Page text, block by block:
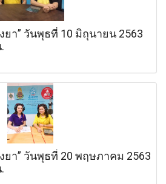
งยา” วันพุธที่ 10 มิถุนายน 2563
งยา” วันพุธที่ 20 พฤษภาคม 2563